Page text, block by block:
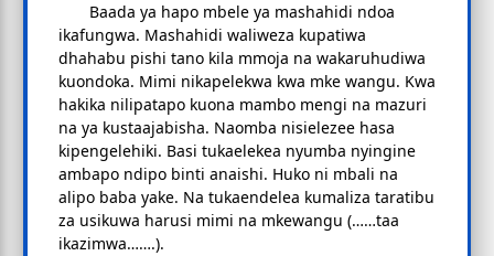
Baada ya hapo mbele ya mashahidi ndoa
ikafungwa. Mashahidi waliweza kupatiwa
dhahabu pishi tano kila mmoja na wakaruhudiwa
kuondoka. Mimi nikapelekwa kwa mke wangu. Kwa
hakika nilipatapo kuona mambo mengi na mazuri
na ya kustaajabisha. Naomba nisielezee hasa
kipengelehiki. Basi tukaelekea nyumba nyingine
ambapo ndipo binti anaishi. Huko ni mbali na
alipo baba yake. Na tukaendelea kumaliza taratibu
za usikuwa harusi mimi na mkewangu (……taa
ikazimwa…….).